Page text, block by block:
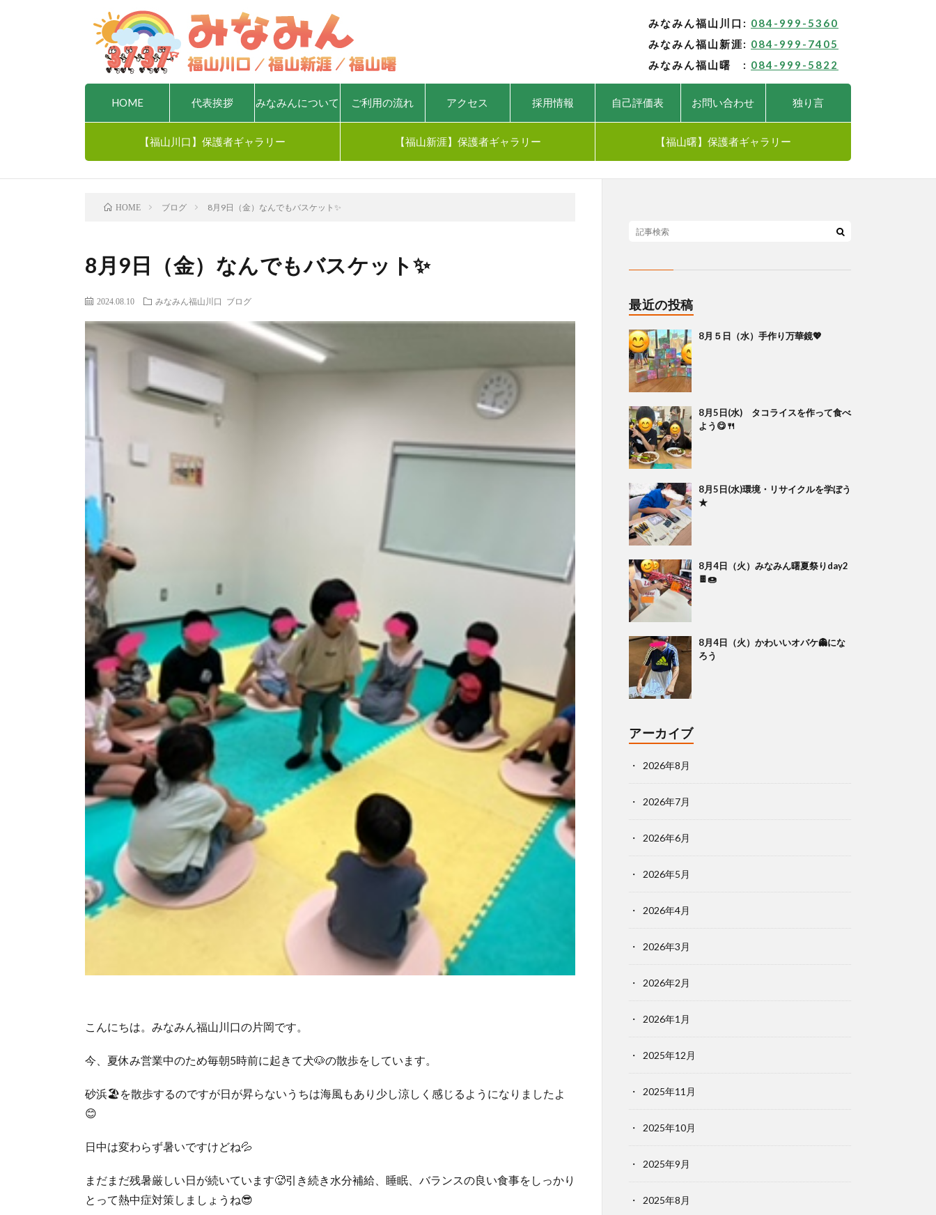
みなみん福山川口: 084-999-5360
みなみん福山新涯: 084-999-7405
みなみん福山曙 : 084-999-5822
HOME 代表挨拶 みなみんについて ご利用の流れ アクセス 採用情報 自己評価表 お問い合わせ 独り言
【福山川口】保護者ギャラリー 【福山新涯】保護者ギャラリー 【福山曙】保護者ギャラリー
HOME ブログ 8月9日（金）なんでもバスケット✨
8月9日（金）なんでもバスケット✨
2024.08.10 みなみん福山川口 ブログ
こんにちは。みなみん福山川口の片岡です。
今、夏休み営業中のため毎朝5時前に起きて犬🐶の散歩をしています。
砂浜🏖を散歩するのですが日が昇らないうちは海風もあり少し涼しく感じるようになりましたよ
😊
日中は変わらず暑いですけどね💦
まだまだ残暑厳しい日が続いています🥵引き続き水分補給、睡眠、バランスの良い食事をしっかり
とって熱中症対策しましょうね😎
最近の投稿
8月５日（水）手作り万華鏡💖
8月5日(水) タコライスを作って食べ
よう😋🍴
8月5日(水)環境・リサイクルを学ぼう
★
8月4日（火）みなみん曙夏祭りday2
🍫🍩
8月4日（火）かわいいオバケ👻にな
ろう
アーカイブ
2026年8月
2026年7月
2026年6月
2026年5月
2026年4月
2026年3月
2026年2月
2026年1月
2025年12月
2025年11月
2025年10月
2025年9月
2025年8月